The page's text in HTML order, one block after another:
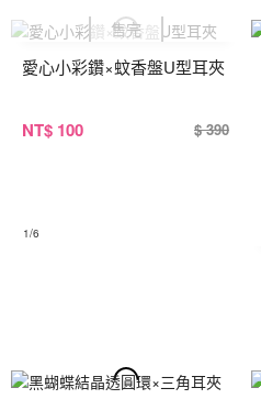
1/6
愛心小彩鑽×蚊香盤U型耳夾
NT$ 100 $ 390